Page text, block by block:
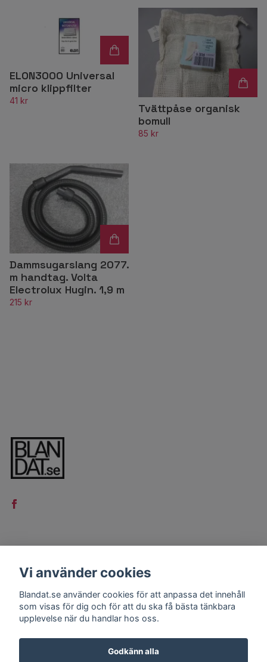
ELON3000 Universal
micro klippfilter
41 kr
Tvättpåse organisk
bomull
85 kr
Dammsugarslang 2077.
m handtag. Volta
Electrolux Hugin. 1,9 m
215 kr
Kontakt
Köpvillkor
Vi använder cookies
Blandat.se använder cookies för att anpassa det innehåll
som visas för dig och för att du ska få bästa tänkbara
upplevelse när du handlar hos oss.
Godkänn alla